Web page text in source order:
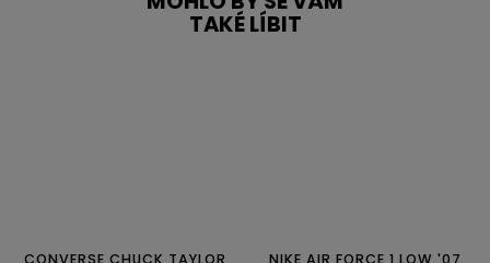
TAKÉ LÍBIT
CONVERSE CHUCK TAYLOR
NIKE AIR FORCE 1 LOW '07